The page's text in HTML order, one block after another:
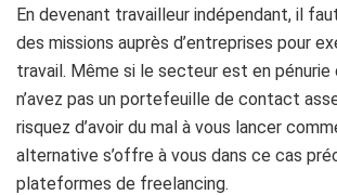
En devenant travailleur indépendant, il
des missions auprès d’entreprises pour
travail. Même si le secteur est en pénurie
n’avez pas un portefeuille de contact
risquez d’avoir du mal à vous lancer
alternative s’offre à vous dans ce cas
plateformes de freelancing.